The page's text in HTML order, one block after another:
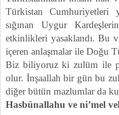
Türkistan Cumhuriyetleri
sığınan Uygur
etkinlikleri yasaklandı. Bu
içeren anlaşmalar ile Doğu
Biz biliyoruz ki zulüm ile
olur. İnşaallah bir gün bu
diğer bütün mazlumlar da
Hasbünallahu ve ni’mel